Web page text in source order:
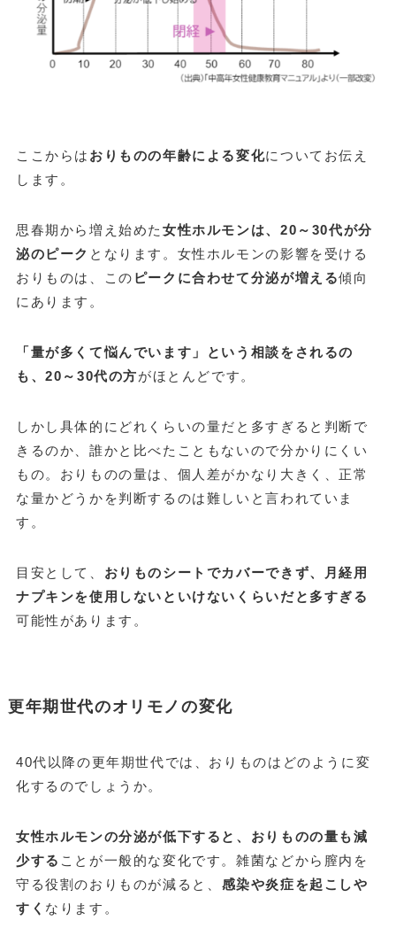
ここからは おりものの年齢による変化についてお伝え
します。
思春期から増え始めた女性ホルモンは、20～30代が分
泌のピーク となります。女性ホルモンの影響を受ける
おりものは、この ピークに合わせて分泌が増える傾向
にあります。
「量が多くて悩んでいます」という相談をされるの
も、20～30代の方がほとんどです。
しかし具体的にどれくらいの量だと多すぎると判断で
きるのか、誰かと比べたこともないので分かりにくい
もの。おりものの量は、個人差がかなり大きく、正常
な量かどうかを判断するのは難しいと言われていま
す。
目安として、 おりものシートでカバーできず、月経用
ナプキンを使用しないといけないくらいだと多すぎる
可能性があります。
更年期世代のオリモノの変化
40代以降の更年期世代では、おりものはどのように変
化するのでしょうか。
女性ホルモンの分泌が低下すると、おりものの量も減
少する ことが一般的な変化です。雑菌などから膣内を
守る役割のおりものが減ると、 感染や炎症を起こしや
すく なります。